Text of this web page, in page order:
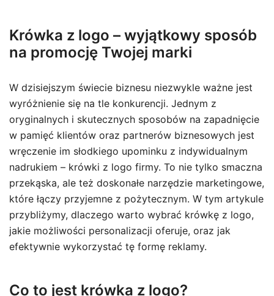
Krówka z logo – wyjątkowy sposób
na promocję Twojej marki
W dzisiejszym świecie biznesu niezwykle ważne jest
wyróżnienie się na tle konkurencji. Jednym z
oryginalnych i skutecznych sposobów na zapadnięcie
w pamięć klientów oraz partnerów biznesowych jest
wręczenie im słodkiego upominku z indywidualnym
nadrukiem – krówki z logo firmy. To nie tylko smaczna
przekąska, ale też doskonałe narzędzie marketingowe,
które łączy przyjemne z pożytecznym. W tym artykule
przybliżymy, dlaczego warto wybrać krówkę z logo,
jakie możliwości personalizacji oferuje, oraz jak
efektywnie wykorzystać tę formę reklamy.
Co to jest krówka z logo?